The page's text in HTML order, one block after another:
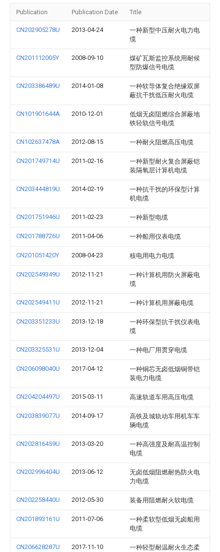
Publication Publication Date Title
CN202905278U 2013-04-24
一种新型中压耐火电力电
缆
CN201112005Y 2008-09-10
煤矿瓦斯监控系统用耐候
型防爆信号电缆
CN203386489U 2014-01-08
一种软导体复合绝缘双屏
蔽抗干扰低压耐火电缆
CN101901644A 2010-12-01
低烟无卤阻燃综合屏蔽地
铁轻轨信号电缆
CN102637478A 2012-08-15 一种耐火阻燃高压电缆
CN201749714U 2011-02-16
一种新型耐火复合屏蔽铠
装隔氧层计算机电缆
CN203444819U 2014-02-19
一种抗干扰的环保型计算
机电缆
CN201751946U 2011-02-23 一种新型电缆
CN201788726U 2011-04-06 一种船用仪表电缆
CN201051420Y 2008-04-23 核电用电力电缆
CN202549349U 2012-11-21
一种计算机用防火屏蔽电
缆
CN202549411U 2012-11-21 一种计算机用屏蔽电缆
CN203351233U 2013-12-18
一种环保型抗干扰仪表电
缆
CN203325531U 2013-12-04 一种电厂用贯穿电缆
CN206098040U 2017-04-12
一种铜芯无卤低烟铜带铠
装电力电缆
CN204204497U 2015-03-11 高速轨道车用高压电缆
CN203839077U 2014-09-17
高铁及城轨动车用机车车
辆电缆
CN202816459U 2013-03-20
一种高强度及耐高温控制
电缆
CN202996404U 2013-06-12
无卤低烟阻燃耐热防火电
力电缆
CN202258440U 2012-05-30 装备用阻燃耐火软电缆
CN201893161U 2011-07-06
一种柔软型低烟无卤船用
电缆
CN206628287U 2017-11-10
一种轻型耐温耐火生态柔